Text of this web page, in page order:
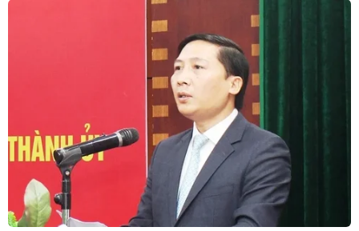
Inc. và Telus Corp. đang gây sức ép để chính phủ liên
bang Canada không cấm các hãng này sử dụng thiết
bị của tập đoàn công nghệ Trung Quốc Huawei.